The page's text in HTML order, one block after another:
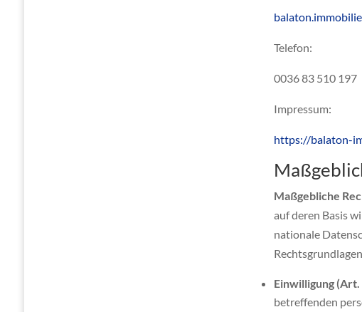
Telefon:
0036 83 510 197
Impressum:
https://balaton-
Maßgebliche
auf deren Basis
nationale
Einwilligung (Art.
betreffenden